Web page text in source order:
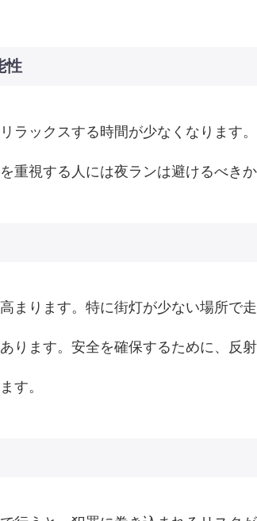
性
ラックスする時間が少なくなります
重視する人には夜ランは避けるべきか
まります。特に街灯が少ない場所で
ります。安全を確保するために、反
す。